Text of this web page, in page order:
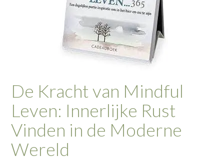
De Kracht van Mindful
Leven: Innerlijke Rust
Vinden in de Moderne
Wereld